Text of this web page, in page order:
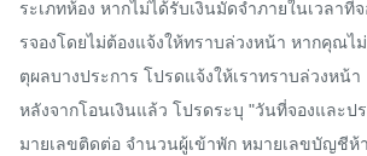
ระเภทห้อง หากไม่ได้รับเงินมัดจำภายในเวลาที่
รจองโดยไม่ต้องแจ้งให้ทราบล่วงหน้า หากคุณไ
ตุผลบางประการ โปรดแจ้งให้เราทราบล่วงหน้า
หลังจากโอนเงินแล้ว โปรดระบุ "วันที่จองและป
มายเลขติดต่อ จำนวนผู้เข้าพัก หมายเลขบัญชีห้